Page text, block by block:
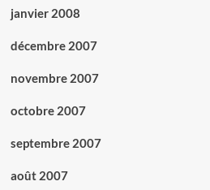
janvier 2008
décembre 2007
novembre 2007
octobre 2007
septembre 2007
août 2007